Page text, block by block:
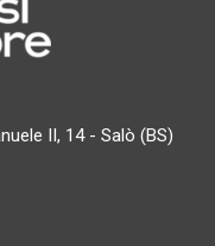
II, 14 - Salò (BS)